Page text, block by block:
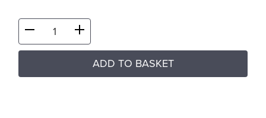
ADD TO BASKET